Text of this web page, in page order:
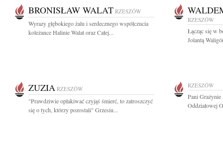
BRONISŁAW WALAT RZESZÓW
Wyrazy głębokiego żalu i serdecznego współczucia
koleżance Halinie Walat oraz Całej...
RZESZÓW
Łącząc się w
Jolantą
ZUZIA RZESZÓW
"Prawdziwie opłakiwać czyjąś śmierć, to zatroszczyć
się o tych, którzy pozostali" Grzesiu...
RZESZÓW
Pani Grażynie
Oddziałowej